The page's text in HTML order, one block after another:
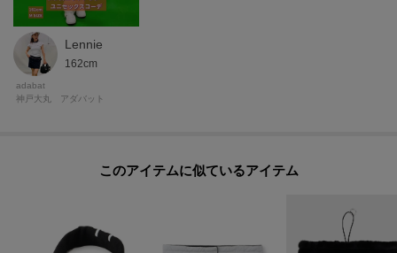
Lennie
162cm
adabat
神戸大丸 アダバット
このアイテムに似ているアイテム